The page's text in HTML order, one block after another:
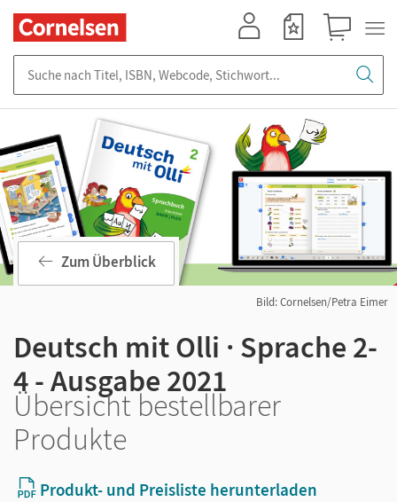
Bild: Cornelsen/Petra Eimer
Zum Überblick
Deutsch mit Olli · Sprache 2-
4 - Ausgabe 2021
Übersicht bestellbarer
Produkte
Produkt- und Preisliste herunterladen